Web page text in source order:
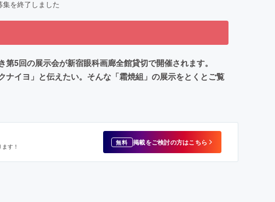
集を終了しました
5回の展示会が新宿眼科画廊全館貸切で開催されます。
イヨ」と伝えたい。そんな「霜焼組」の展示をとくとご覧
す！ 無料 掲載をご検討の方はこちら